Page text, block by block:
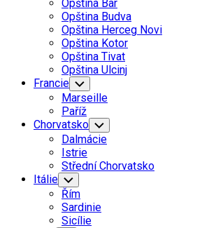
Menu
Opština Bar
Opština Budva
Opština Herceg Novi
Opština Kotor
Opština Tivat
Opština Ulcinj
Francie Toggle
Child
Menu
Marseille
Paříž
Chorvatsko Toggle
Child
Menu
Dalmácie
Istrie
Střední Chorvatsko
Itálie Toggle
Child
Menu
Řím
Sardinie
Sicílie